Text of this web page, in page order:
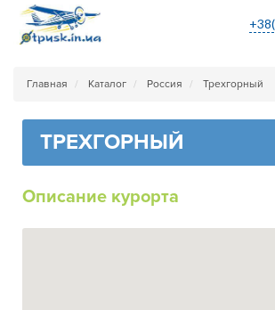
Главная Каталог Россия Трехгорный
ТРЕХГОРНЫЙ
Описание курорта